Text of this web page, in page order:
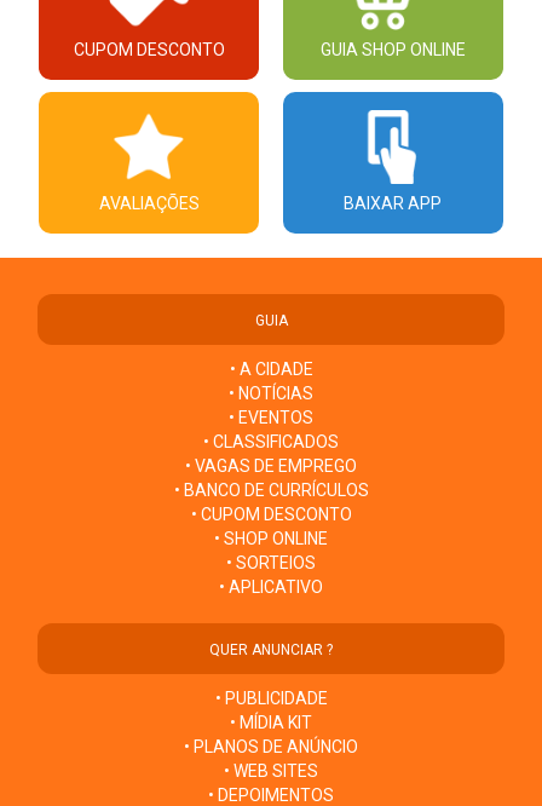
CUPOM DESCONTO GUIA SHOP ONLINE
AVALIAÇÕES BAIXAR APP
GUIA
• A CIDADE
• NOTÍCIAS
• EVENTOS
• CLASSIFICADOS
• VAGAS DE EMPREGO
• BANCO DE CURRÍCULOS
• CUPOM DESCONTO
• SHOP ONLINE
• SORTEIOS
• APLICATIVO
QUER ANUNCIAR ?
• PUBLICIDADE
• MÍDIA KIT
• PLANOS DE ANÚNCIO
• WEB SITES
• DEPOIMENTOS